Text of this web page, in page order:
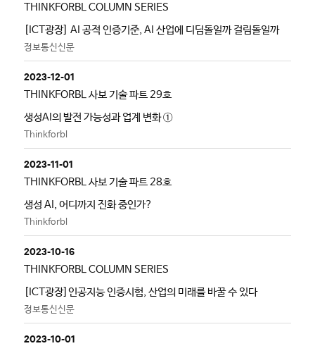
THINKFORBL COLUMN SERIES
[ICT광장] AI 공적 인증기준, AI 산업에 디딤돌일까 걸림돌일까
정보통신신문
2023-12-01
THINKFORBL 사보 기술 파트 29호
생성AI의 발전 가능성과 업계 변화 ①
Thinkforbl
2023-11-01
THINKFORBL 사보 기술 파트 28호
생성 AI, 어디까지 진화 중인가?
Thinkforbl
2023-10-16
THINKFORBL COLUMN SERIES
[ICT광장]인공지능 인증시험, 산업의 미래를 바꿀 수 있다
정보통신신문
2023-10-01